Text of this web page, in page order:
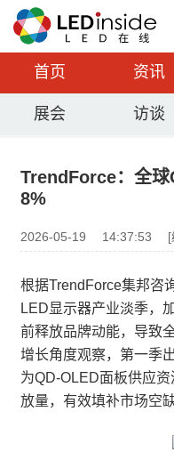
首页 资讯
展会 访谈
TrendForce：全
8%
2026-05-19 14:37:53
根据TrendForce集邦咨
LED显示器产业淡季，
前释放品牌动能，导致
增长角度观察，第一季
为QD-OLED面板供应
放量，有效填补市场空缺